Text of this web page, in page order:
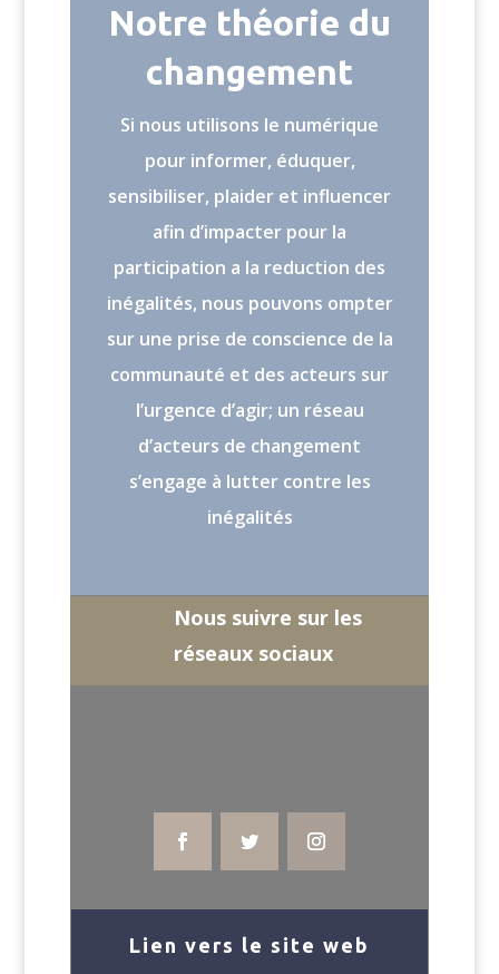
Notre théorie du
changement
Si nous utilisons le numérique
pour informer, éduquer,
sensibiliser, plaider et influencer
afin d’impacter pour la
participation a la reduction des
inégalités, nous pouvons ompter
sur une prise de conscience de la
communauté et des acteurs sur
l’urgence d’agir; un réseau
d’acteurs de changement
s’engage à lutter contre les
inégalités
Nous suivre sur les
réseaux sociaux
Lien vers le site web